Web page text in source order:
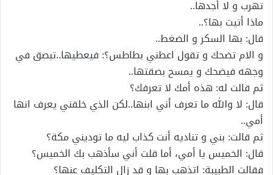
تهرب و لا أجدها..
؜ماذا أتيت بها؟..
قال: بها السكر و الضغط..
و الام تضحك و تقول اعطني بطاطس؟: فيعطيها..تبصق في
وجهه فيضحك و يمسح بصقتها..
؜ثم قالت له: هذه أمك لا تعرفك؟
؜قال: لا والله ما تعرف أني ابنها..لكن الذي خلقني يعرف انها
أمي..
؜ثم قالت: بني و تناديه أنت كذاب ليه ما توديني مكة؟
؜قال: الخميس يا أمي، أما قلت أني سأذهب بك الخميس؟
؜فقالت الطبيبة: اتذهب بها و قد زال التكليف عنها؟